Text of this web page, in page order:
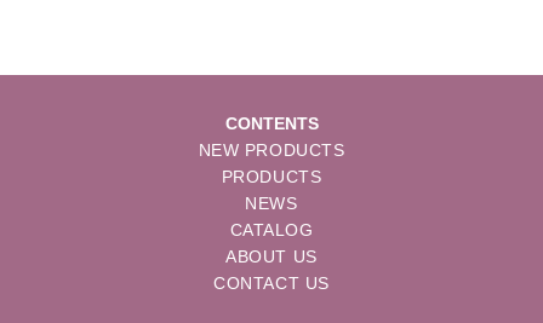
CONTENTS
NEW PRODUCTS
PRODUCTS
NEWS
CATALOG
ABOUT US
CONTACT US